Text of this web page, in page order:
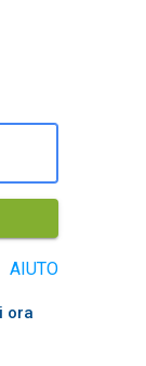
AIUTO
ora